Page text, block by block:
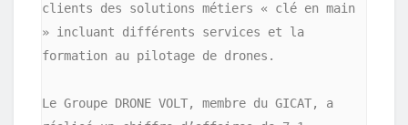
clients des solutions métiers « clé en main
» incluant différents services et la
formation au pilotage de drones.
Le Groupe DRONE VOLT, membre du GICAT, a